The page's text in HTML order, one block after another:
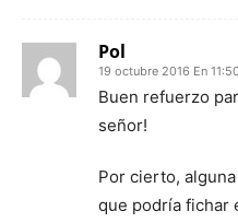
Pol
19 octubre 2016 En 11:50
Buen refuerzo
señor!
Por cierto,
que podría fichar